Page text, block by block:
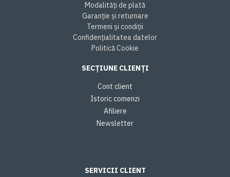
Modalități de plată
Garanție și returnare
Termeni și condiții
Confidențialitatea datelor
Politică Cookie
SECȚIUNE CLIENȚI
Cont client
Istoric comenzi
Afiliere
Newsletter
SERVICII CLIENT